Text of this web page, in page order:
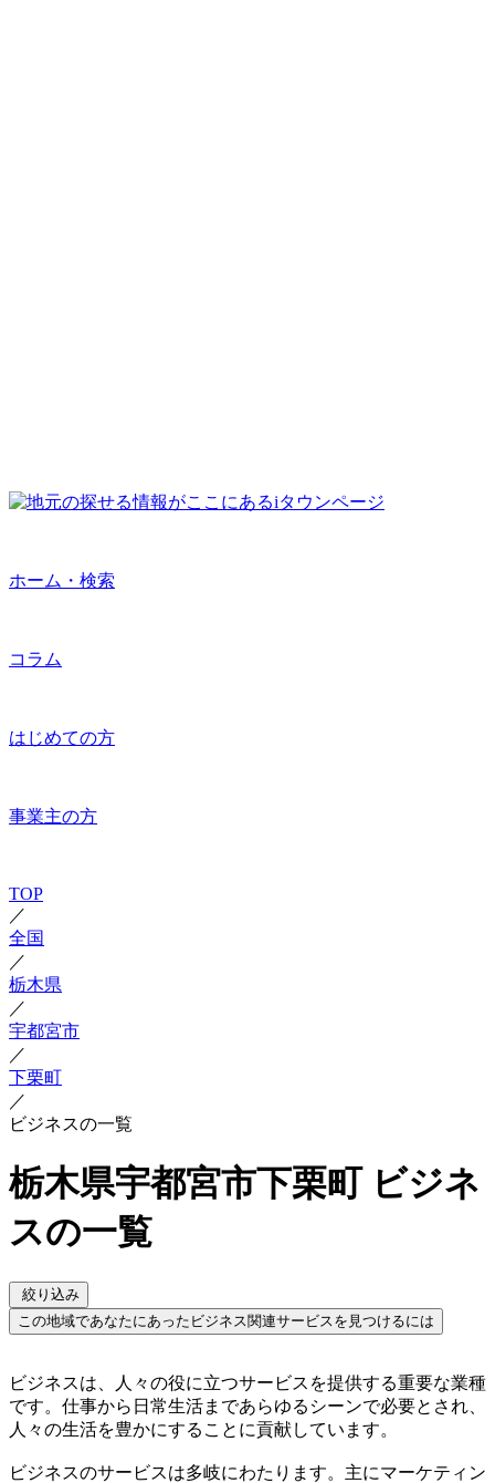
ホーム・検索
コラム
はじめての方
事業主の方
TOP
／
全国
／
栃木県
／
宇都宮市
／
下栗町
／
ビジネスの一覧
栃木県宇都宮市下栗町 ビジネ
スの一覧
絞り込み
この地域であなたにあったビジネス関連サービスを見つけるには
ビジネスは、人々の役に立つサービスを提供する重要な業種
です。仕事から日常生活まであらゆるシーンで必要とされ、
人々の生活を豊かにすることに貢献しています。
ビジネスのサービスは多岐にわたります。主にマーケティン